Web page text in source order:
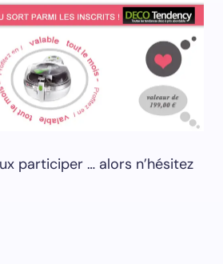
participer … alors n’hésitez